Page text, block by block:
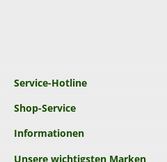
Service-Hotline
Shop-Service
Informationen
Unsere wichtigsten Marken